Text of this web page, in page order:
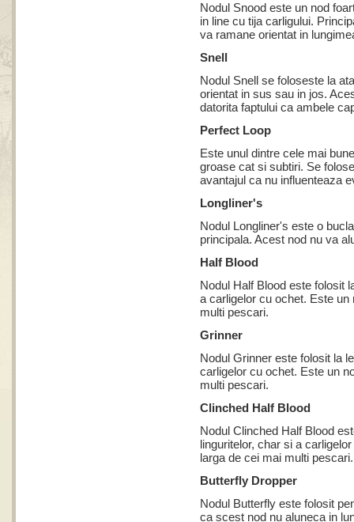
Nodul Snood este un nod
in line cu tija carligului.
va ramane orientat in
Snell
Nodul Snell se foloseste la
orientat in sus sau in jos.
datorita faptului ca ambele
Perfect Loop
Este unul dintre cele mai
groase cat si subtiri. Se
avantajul ca nu influenteaza
Longliner's
Nodul Longliner's este o
principala. Acest nod nu va
Half Blood
Nodul Half Blood este folosit
a carligelor cu ochet. Este
multi pescari.
Grinner
Nodul Grinner este folosit la
carligelor cu ochet. Este un
multi pescari.
Clinched Half Blood
Nodul Clinched Half Blood
linguritelor, char si a
larga de cei mai multi pescari.
Butterfly Dropper
Nodul Butterfly este folosit
ca scest nod nu aluneca in